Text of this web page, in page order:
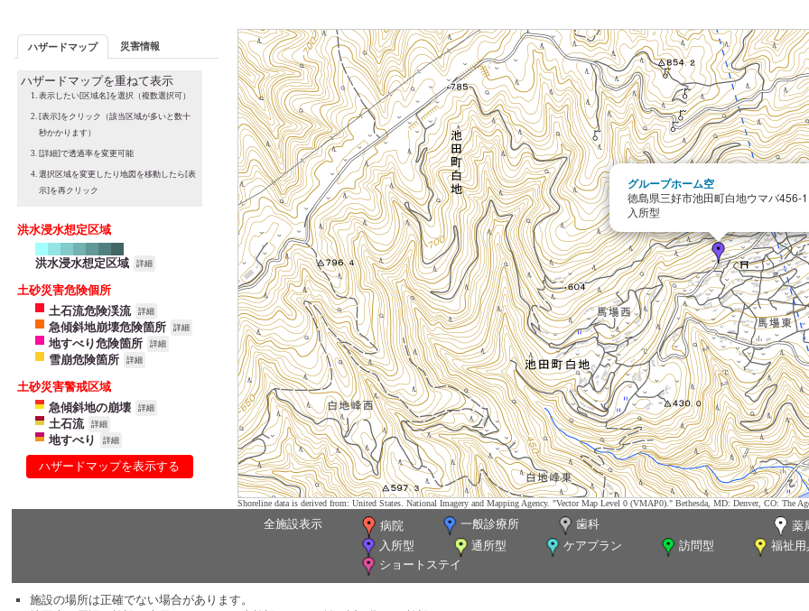
ハザードマップ 災害情報
ハザードマップを重ねて表示
表示したい[区域名]を選択（複数選択可）
[表示]をクリック（該当区域が多いと数十
秒かかります）
[詳細]で透過率を変更可能
選択区域を変更したり地図を移動したら[表
示]を再クリック
洪水浸水想定区域
洪水浸水想定区域 詳細
土砂災害危険個所
土石流危険渓流
詳細
急傾斜地崩壊危険箇所 詳細
地すべり危険箇所 詳細
雪崩危険箇所 詳細
土砂災害警戒区域
急傾斜地の崩壊
詳細
土石流 詳細
地すべり 詳細
ハザードマップを表示する
グループホーム空
徳島県三好市池田町白地ウマバ456-1
入所型
Shoreline data is derived from: United States. National Imagery and Mapping Agency. "Vector Map Level 0 (VMAP0)." Bethesda, MD: Denver, CO: The
全施設表示 病院 一般診療所 歯科
薬
入所型
通所型 ケアプラン 訪問型
福祉用
ショートステイ
施設の場所は正確でない場合があります。